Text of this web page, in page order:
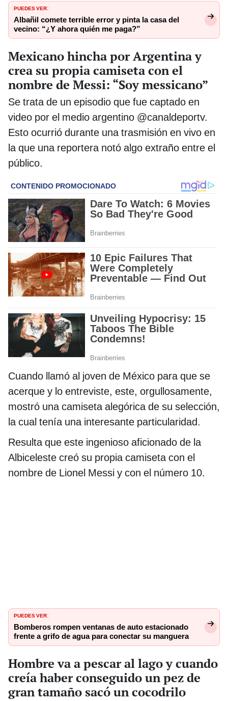
PUEDES VER:
Albañil comete terrible error y pinta la casa del
vecino: “¿Y ahora quién me paga?”
Mexicano hincha por Argentina y
crea su propia camiseta con el
nombre de Messi: “Soy messicano”
Se trata de un episodio que fue captado en
video por el medio argentino @canaldeportv.
Esto ocurrió durante una trasmisión en vivo en
la que una reportera notó algo extraño entre el
público.
Cuando llamó al joven de México para que se
acerque y lo entreviste, este, orgullosamente,
mostró una camiseta alegórica de su selección,
la cual tenía una interesante particularidad.
Resulta que este ingenioso aficionado de la
Albiceleste creó su propia camiseta con el
nombre de Lionel Messi y con el número 10.
PUEDES VER:
Bomberos rompen ventanas de auto estacionado
frente a grifo de agua para conectar su manguera
Hombre va a pescar al lago y cuando
creía haber conseguido un pez de
gran tamaño sacó un cocodrilo